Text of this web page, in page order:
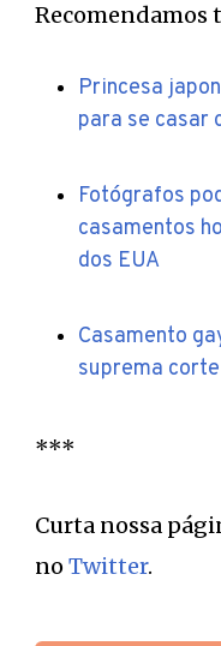
Recomendamos
Princesa
para se casar
Fotógrafos
casamentos
dos EUA
Casamento
suprema
***
Curta nossa
no Twitter.